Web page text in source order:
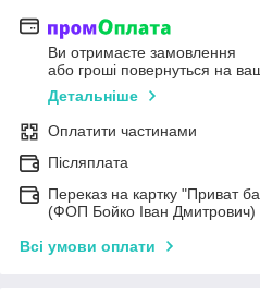
Ви отримаєте замовлення
або гроші повернуться на
Детальніше
Оплатити частинами
Післяплата
Переказ на картку "Приват
(ФОП Бойко Іван Дмитрович)
Всі умови оплати